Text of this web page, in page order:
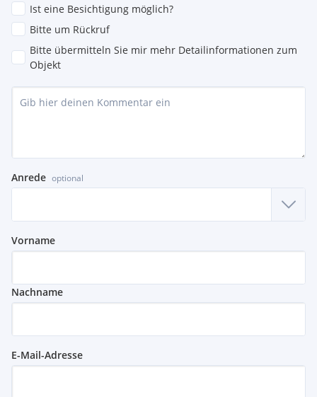
Ist eine Besichtigung möglich?
Bitte um Rückruf
Bitte übermitteln Sie mir mehr Detailinformationen zum
Objekt
Anrede optional
Vorname
Nachname
E-Mail-Adresse